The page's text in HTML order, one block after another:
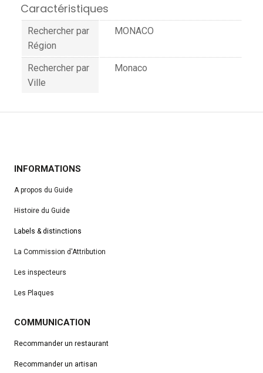
Caractéristiques
Rechercher par
Région
MONACO
Rechercher par
Ville
Monaco
INFORMATIONS
A propos du Guide
Histoire du Guide
Labels & distinctions
La Commission d'Attribution
Les inspecteurs
Les Plaques
COMMUNICATION
Recommander un restaurant
Recommander un artisan